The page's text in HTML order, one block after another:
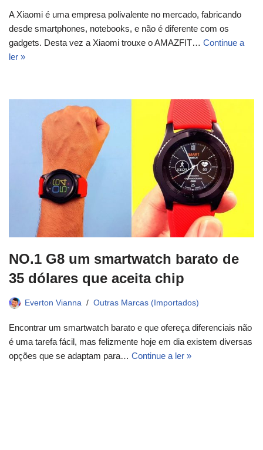
A Xiaomi é uma empresa polivalente no mercado, fabricando
desde smartphones, notebooks, e não é diferente com os
gadgets. Desta vez a Xiaomi trouxe o AMAZFIT… Continue a
ler »
NO.1 G8 um smartwatch barato de
35 dólares que aceita chip
Everton Vianna Outras Marcas (Importados)
Encontrar um smartwatch barato e que ofereça diferenciais não
é uma tarefa fácil, mas felizmente hoje em dia existem diversas
opções que se adaptam para… Continue a ler »